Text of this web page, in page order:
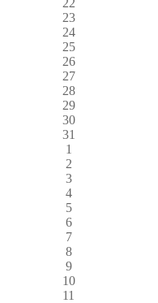
23
24
25
26
27
28
29
30
31
1
2
3
4
5
6
7
8
9
10
11